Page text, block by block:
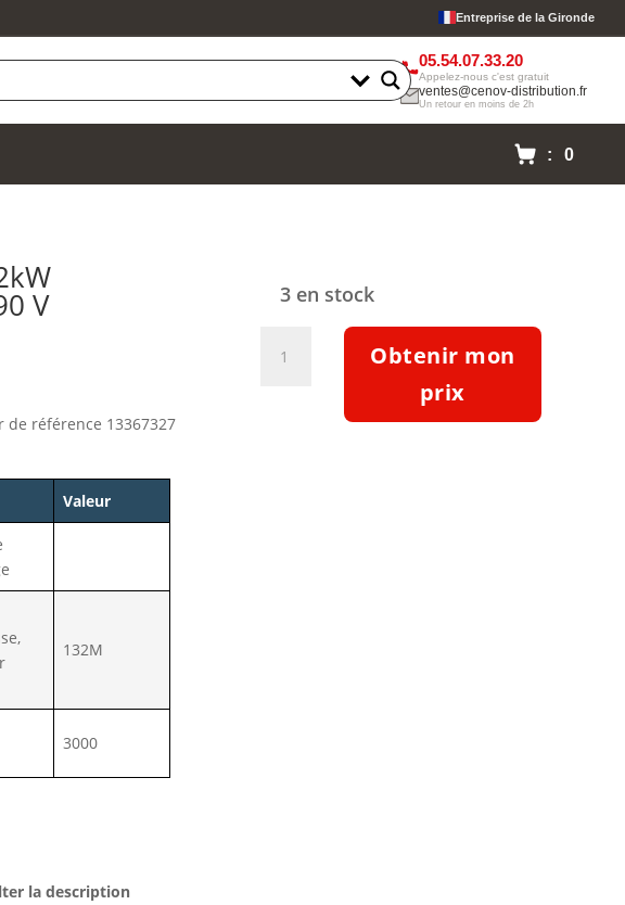
Entreprise de la Gironde
05.54.07.33.20
Appelez-nous c'est gratuit
ventes@cenov-distribution.fr
Un retour en moins de 2h
: 0
V
de référence 13367327
Valeur
132M
3000
la description
3 en stock
Obtenir mon
prix